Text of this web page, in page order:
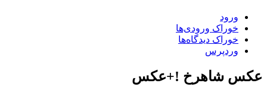
ورود
خوراک ورودی‌ها
خوراک دیدگاه‌ها
وردپرس
عکس شاهرخ !+عکس